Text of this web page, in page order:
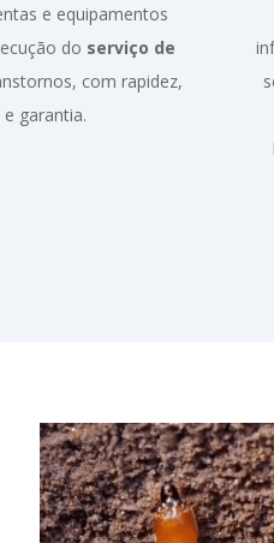
e equipamentos
do serviço de
com rapidez,
garantia.